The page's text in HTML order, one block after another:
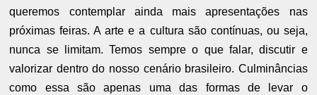
queremos contemplar ainda mais apresentações nas
próximas feiras. A arte e a cultura são contínuas, ou seja,
nunca se limitam. Temos sempre o que falar, discutir e
valorizar dentro do nosso cenário brasileiro. Culminâncias
como essa são apenas uma das formas de levar o